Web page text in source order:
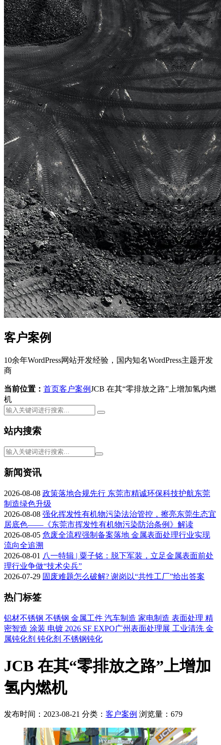
客户案例
10余年WordPress网站开发经验，国内知名WordPress主题开发
商
当前位置： 首页客户案例JCB 在其“零排放之路”上增加氢内燃
机
站内搜索
新闻资讯
2026-08-08 政策落地合规先行 东莞市精诚环保科技护航东莞
制造绿色升级
2026-08-08 强化挥发性有机物污染法治管控，擦亮东莞生态宜
居底色——《东莞市挥发性有机物污染防治条例》解读
2026-08-05 危废全流程强制备案落地 金属表面处理行业实现
流向全追溯
2026-08-01 八一特辑 | 粟子铭：脱下军装，立足金属表面前处
理行业争做“技术尖兵”
2026-07-29 固废难题怎么破解? 谢岗以“共性工厂”给出答案
热门标签
铝材不锈钢 不锈钢 金属工件 汽车制造 家电制造 表面处理 精
密智造 涂装 电镀 2026 SF EXPO广州表面处理展 工业清洗 金
属钝化剂 钝化剂 不锈钢钝化
JCB 在其“零排放之路”上增加
氢内燃机
发布时间：2023-08-21 分类： 客户案例 浏览量：679